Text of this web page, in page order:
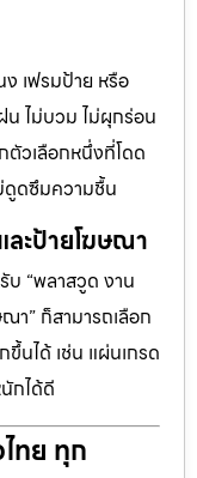
เฟรมป้าย หรือ
ไม่บวม ไม่ผุกร่อน
ตัวเลือกหนึ่งที่โดด
ดูดซึมความชื้น
ละป้ายโฆษณา
“พลาสวูด งาน
า” ก็สามารถเลือก
นได้ เช่น แผ่นเกรด
กได้ดี
ทย ทุก